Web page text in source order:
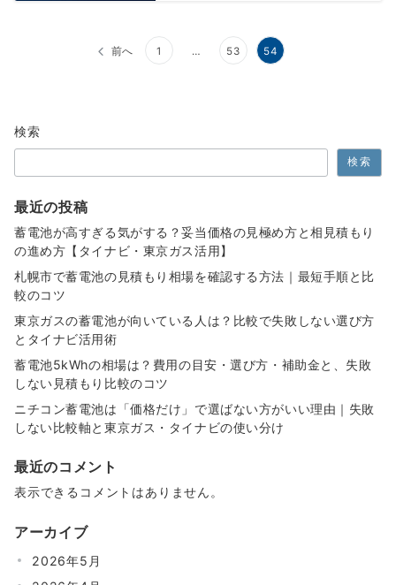
ペ
ー
ジ
送
り
前へ 1 … 53 54
検索
検索
最近の投稿
蓄電池が高すぎる気がする？妥当価格の見極め方と相見積もり
の進め方【タイナビ・東京ガス活用】
札幌市で蓄電池の見積もり相場を確認する方法｜最短手順と比
較のコツ
東京ガスの蓄電池が向いている人は？比較で失敗しない選び方
とタイナビ活用術
蓄電池5kWhの相場は？費用の目安・選び方・補助金と、失敗
しない見積もり比較のコツ
ニチコン蓄電池は「価格だけ」で選ばない方がいい理由｜失敗
しない比較軸と東京ガス・タイナビの使い分け
最近のコメント
表示できるコメントはありません。
アーカイブ
2026年5月